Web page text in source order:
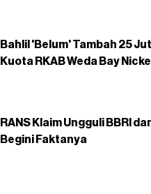
Bahlil 'Belum' Tambah 25
Kuota RKAB Weda Bay Nickel
RANS Klaim Ungguli BBRI
Begini Faktanya